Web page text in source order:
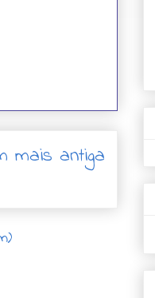
mais antiga